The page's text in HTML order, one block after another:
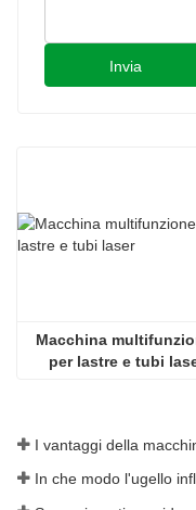
Prodotto a
Giappone
Invia
Macchina
per lastre e tubi